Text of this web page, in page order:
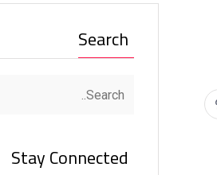
Search
Stay Connected